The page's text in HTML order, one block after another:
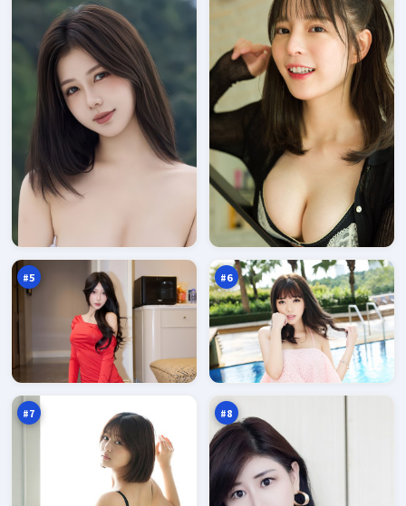
#5
东
响万
#6
失
十
字
口
96
万
#7
入
口万
#8
北
风
航
线
95